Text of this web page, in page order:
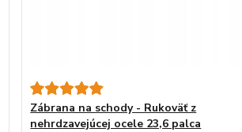
Zábrana na schody - Rukoväť z
nehrdzavejúcej ocele 23,6 palca